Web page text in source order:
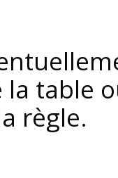
la table
règle.